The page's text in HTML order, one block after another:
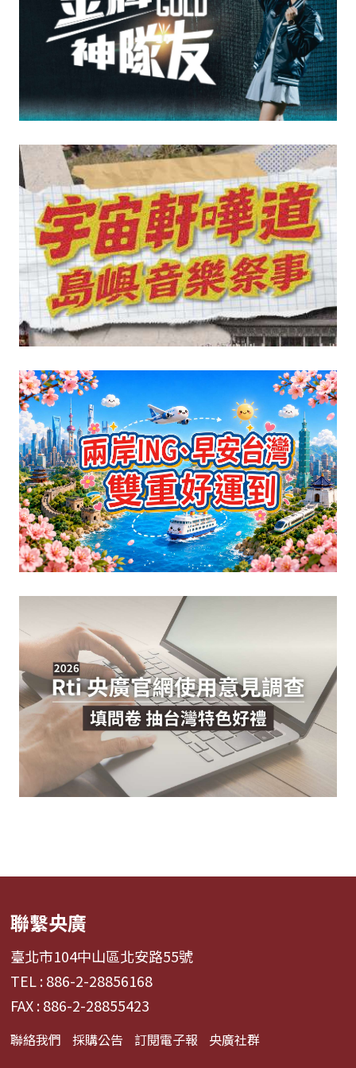
聯繫央廣
臺北市104中山區北安路55號
TEL : 886-2-28856168
FAX : 886-2-28855423
聯絡我們 採購公告 訂閱電子報 央廣社群